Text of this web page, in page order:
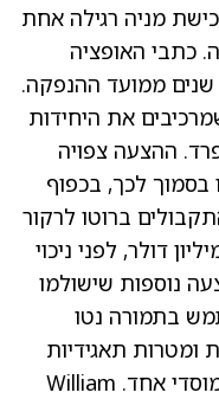
מניה רגילה אחת
דולר למניה. כתבי האופציה
שנים ממועד ההנפקה.
את היחידות
ההצעה צפויה
ביום 16 בדצמבר 2025 או בסמוך לכך, בכפוף
ברוטו לרקור
צפויים לעמוד על כ-15 מיליון דולר, לפני ניכוי
נוספות שישולמו
בתמורה נטו
ומטרות תאגידיות
כלליות. בהצעה השתתף משקיע מוסדי אחד. William